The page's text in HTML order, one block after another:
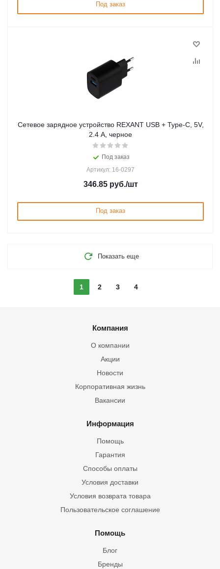
Под заказ
Сетевое зарядное устройство REXANT USB + Type-C, 5V,
2.4 A, черное
Под заказ
Артикул: 16-0297
346.85руб./шт
Под заказ
Показать еще
1 2 3 4
Компания
О компании
Акции
Новости
Корпоративная жизнь
Вакансии
Информация
Помощь
Гарантия
Способы оплаты
Условия доставки
Условия возврата товара
Пользовательское соглашение
Помощь
Блог
Бренды